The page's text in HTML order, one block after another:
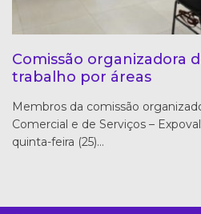
Comissão organizadora
trabalho por áreas
Membros da comissão
Comercial e de Serviços –
quinta-feira (25)…